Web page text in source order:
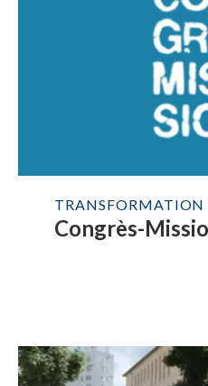
Congrès-